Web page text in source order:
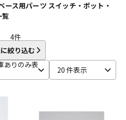
ウクレレ
パーカッション
ース用パーツ スイッチ・ポット・
4件
絞り込む
ありのみ表
20 件表示